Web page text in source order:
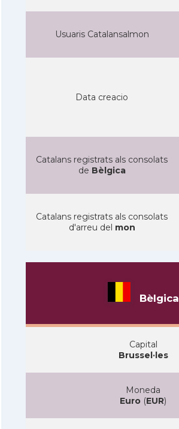
Usuaris Catalansalmon
Data creacio
Catalans registrats als consolats
de Bèlgica
Catalans registrats als consolats
d'arreu del mon
Bèlgica
Capital
Brussel·les
Moneda
Euro (EUR)